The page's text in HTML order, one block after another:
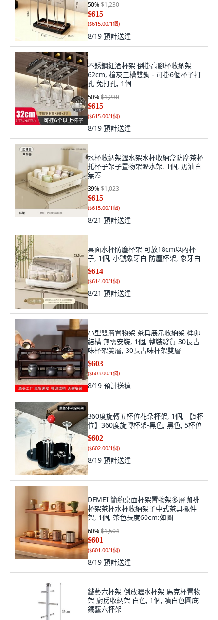
50%$1,230
$615
($615.00/1個)
8/19 預計送達
不銹鋼紅酒杯架 倒掛高腳杯收納架
62cm, 槍灰三槽雙鉤 - 可掛6個杯子打
孔 免打孔, 1個
50%$1,230
$615
($615.00/1個)
8/19 預計送達
水杯收納架瀝水架水杯收納盒防塵茶杯
托杯子架子置物架瀝水架, 1個, 奶油白
無蓋
39%$1,023
$615
($615.00/1個)
8/21 預計送達
桌面水杯防塵杯架 可放18cm以內杯
子, 1個, 小號象牙白 防塵杯架, 象牙白
$614
($614.00/1個)
8/21 預計送達
小型雙層置物架 茶具展示收納架 榫卯
結構 無需安裝, 1個, 整裝發貨 30長古
味杯架雙層, 30長古味杯架雙層
$603
($603.00/1個)
8/19 預計送達
360度旋轉五杯位花朵杯架, 1個, 【5杯
位】360度旋轉杯架-黑色, 黑色, 5杯位
$602
($602.00/1個)
8/19 預計送達
DFMEI 簡約桌面杯架置物架多層咖啡
杯架茶杯水杯收納架子中式茶具擺件
架, 1個, 茶色長度60cm:如圖
60%$1,504
$601
($601.00/1個)
8/19 預計送達
鐵藝六杯架 倒放瀝水杯架 馬克杯置物
架 廚房收納架 白色, 1個, 噴白色圓底
鐵藝六杯架